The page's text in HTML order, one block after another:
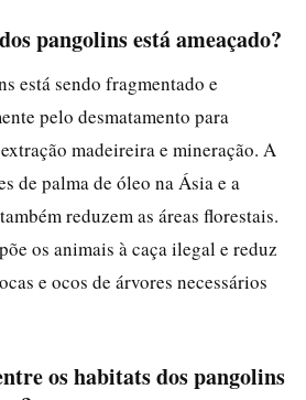
pangolins está ameaçado?
está sendo fragmentado e
pelo desmatamento para
madeireira e mineração. A
de palma de óleo na Ásia e a
reduzem as áreas florestais.
os animais à caça ilegal e reduz
e ocos de árvores necessários
os habitats dos pangolins